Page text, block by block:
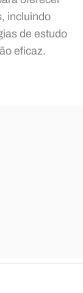
incluindo
de estudo
eficaz.